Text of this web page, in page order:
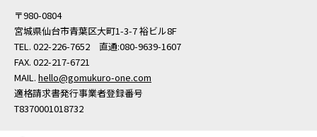
〒980-0804
宮城県仙台市青葉区大町1-3-7 裕ビル8F
TEL. 022-226-7652 直通:080-9639-1607
FAX. 022-217-6721
MAIL. hello@gomukuro-one.com
適格請求書発行事業者登録番号
T8370001018732